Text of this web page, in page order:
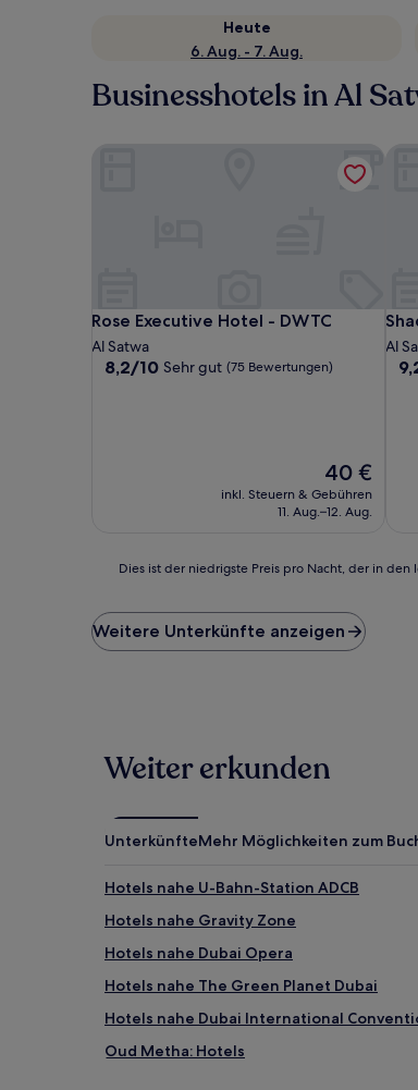
Heute
6. Aug. - 7. Aug.
Businesshotels in Al
Rose Executive Hotel - DWTC
Rose Executive Hotel - DWTC
Al Satwa
8.2
8,2/10 Sehr gut (75 Bewertungen)
Der
Preis
beträgt
40 €
inkl. Steuern & Gebühren
11. Aug.–12. Aug.
Al
9.2
der
niedrigste
Preis
letzten
24 Stunden
einen
Aufenthalt
1 Übernachtung
von
2 Erwachsenen
wurde.
Preise
und
Verfügbarkeiten
sich
Dies ist der niedrigste Preis pro Nacht, der in
Weitere Unterkünfte anzeigen
Weiter erkunden
UnterkünfteMehr Möglichkeiten zum
Hotels nahe U-Bahn-Station ADCB
Hotels nahe Gravity Zone
Hotels nahe Dubai Opera
Hotels nahe The Green Planet Dubai
Hotels nahe Dubai International
Oud Metha: Hotels